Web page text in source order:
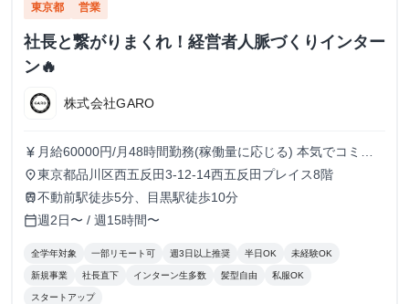
東京都 営業
社長と繋がりまくれ！経営者人脈づくりインター
ン🔥
株式会社GARO
currency_yen 月給60000円/月48時間勤務(稼働量に応じる) 本気でコミッ
トすれば、学生でも圧倒的な実績と報酬を得られる環境で
す！
place東京都品川区西五反田3-12-14西五反田プレイス8階
train不動前駅徒歩5分、目黒駅徒歩10分
calendar_today週2日〜 / 週15時間〜
全学年対象 一部リモート可 週3日以上推奨 半日OK 未経験OK
新規事業 社長直下 インターン生多数 髪型自由 私服OK
スタートアップ